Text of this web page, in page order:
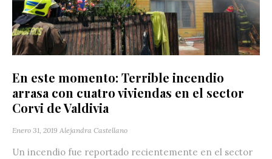
En este momento: Terrible incendio
arrasa con cuatro viviendas en el sector
Corvi de Valdivia
Enero 31, 2019 Alejandra Castellano
Un incendio fue reportado recientemente en el sector